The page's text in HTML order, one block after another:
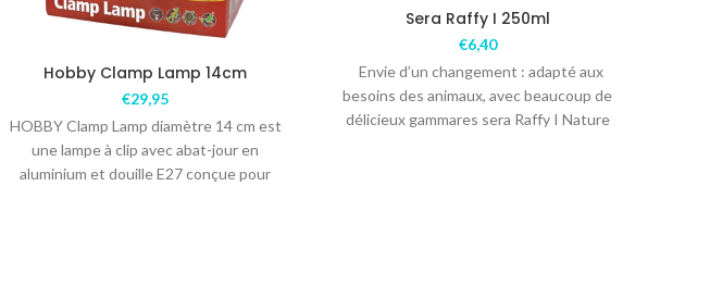
Hobby Clamp Lamp 14cm
€29,95
HOBBY Clamp Lamp diamètre 14 cm est
une lampe à clip avec abat-jour en
aluminium et douille E27 conçue pour
Sera Raffy I 250ml
€6,40
Envie d’un changement : adapté aux
besoins des animaux, avec beaucoup de
délicieux gammares sera Raffy I Nature